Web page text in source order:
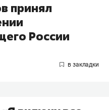
принял
России